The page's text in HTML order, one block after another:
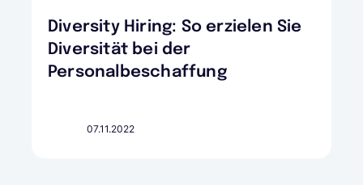
Diversity Hiring: So erzielen Sie
Diversität bei der
Personalbeschaffung
07.11.2022